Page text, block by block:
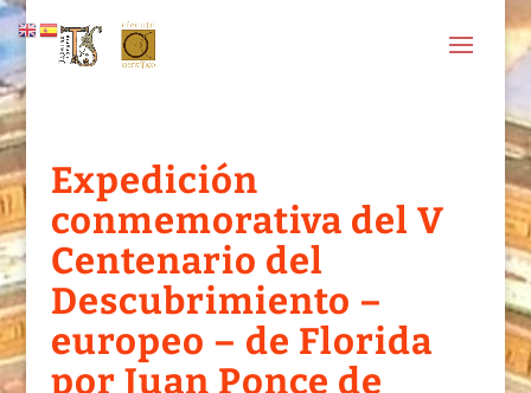
Expedición
conmemorativa del V
Centenario del
Descubrimiento –
europeo – de Florida
por Juan Ponce de